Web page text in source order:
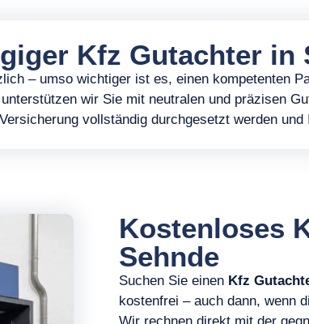
Kfz Gutachter in
– umso wichtiger ist es, einen kompetenten
unterstützen wir Sie mit neutralen und präzisen
vollständig durchgesetzt werden
Kostenloses
Sehnde
Suchen Sie einen Kfz
kostenfrei – auch dann, wenn